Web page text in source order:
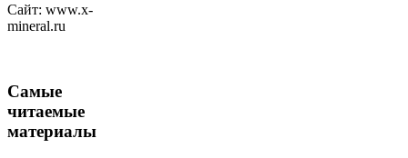
Сайт: www.x-
mineral.ru
Самые
читаемые
материалы